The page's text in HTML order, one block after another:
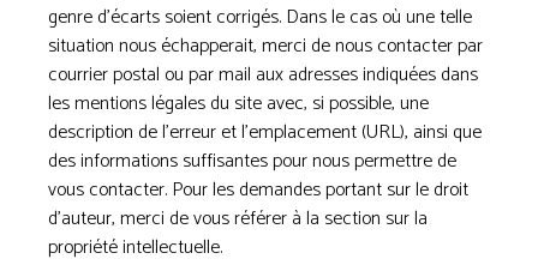
genre d’écarts soient corrigés. Dans le cas où une telle
situation nous échapperait, merci de nous contacter par
courrier postal ou par mail aux adresses indiquées dans
les mentions légales du site avec, si possible, une
description de l’erreur et l’emplacement (URL), ainsi que
des informations suffisantes pour nous permettre de
vous contacter. Pour les demandes portant sur le droit
d’auteur, merci de vous référer à la section sur la
propriété intellectuelle.